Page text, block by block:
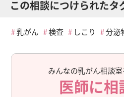
この相談につけられたタ
乳がん 検査 しこり 分泌
みんなの乳がん相談室
医師に相